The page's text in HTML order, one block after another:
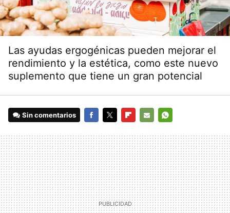
Las ayudas ergogénicas pueden mejorar el
rendimiento y la estética, como este nuevo
suplemento que tiene un gran potencial
Sin comentarios
MAIL